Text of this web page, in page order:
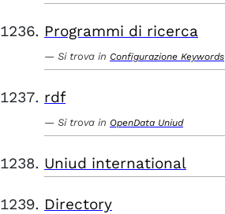
Programmi di ricerca
Si trova in Configurazione Keywords
rdf
Si trova in OpenData Uniud
Uniud international
Directory